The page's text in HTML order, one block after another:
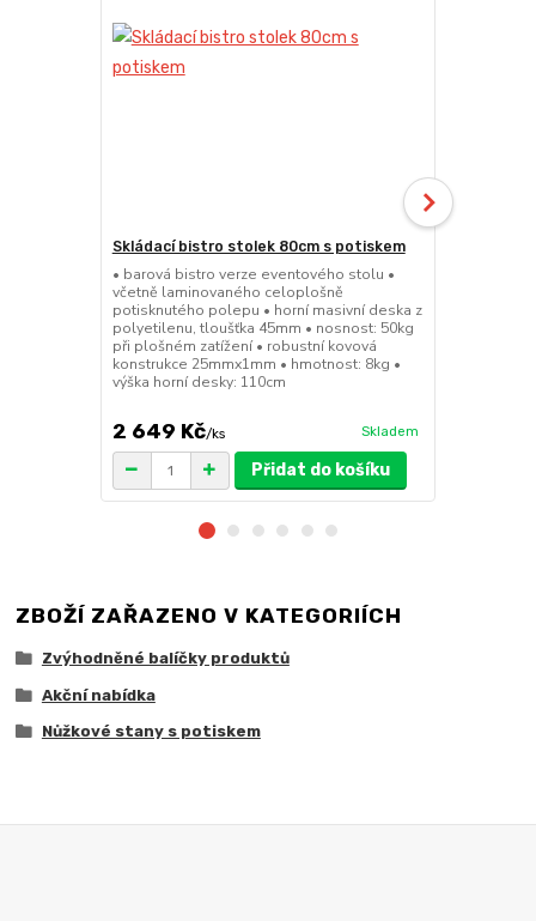
Skládací bistro stolek 80cm s potiskem
• barová bistro verze eventového stolu •
včetně laminovaného celoplošně
potisknutého polepu • horní masivní deska z
polyetilenu, tloušťka 45mm • nosnost: 50kg
při plošném zatížení • robustní kovová
konstrukce 25mmx1mm • hmotnost: 8kg •
výška horní desky: 110cm
2 649 Kč/ks Skladem
Přidat do košíku
ZBOŽÍ ZAŘAZENO V KATEGORIÍCH
Zvýhodněné balíčky produktů
Akční nabídka
Nůžkové stany s potiskem